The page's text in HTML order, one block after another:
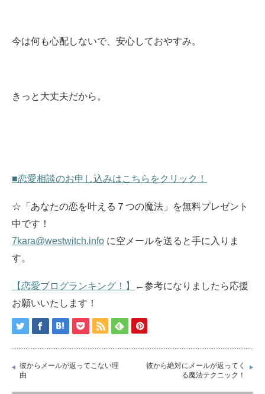
今は何も心配しないで、安心しておやすみ。
きっと大丈夫だから。
■恋愛相談のお申し込みはこちらをクリック！
☆「あなたの恋を叶える７つの魔法」を無料プレゼント
中です！
7kara@westwitch.info に空メールを送ると手に入りま
す。
【恋愛ブログランキング！】
←参考になりましたら応援
お願いいたします！
彼からメールが返ってこない理
由
彼から絶対にメールが返ってく
る魔法テクニック！